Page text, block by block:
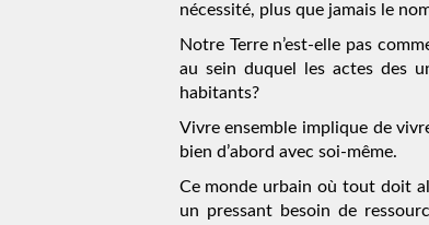
nécessité, plus que jamais le
Notre Terre n’est-elle pas
au sein duquel les actes des
habitants?
Vivre ensemble implique de
bien d’abord avec soi-même.
Ce monde urbain où tout doit
un pressant besoin de